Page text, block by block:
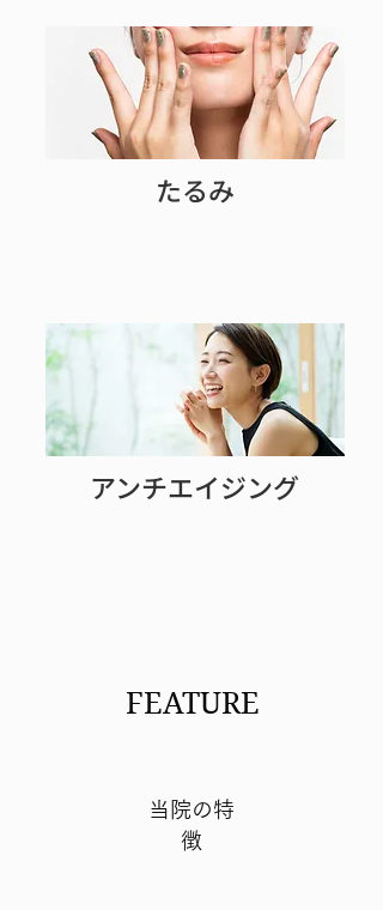
たるみ
アンチエイジング
FEATURE
当院の特
徴